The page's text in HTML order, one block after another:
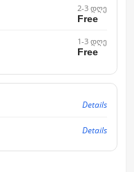
2-3 დღე
Free
1-3 დღე
Free
Details
Details